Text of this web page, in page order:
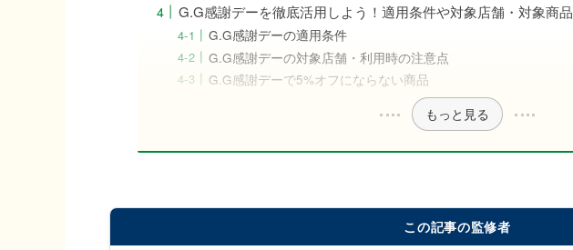
G.G感謝デーを徹底活用しよう！適用条件や対象店舗・対象商品
G.G感謝デーの適用条件
G.G感謝デーの対象店舗・利用時の注意点
G.G感謝デーで5%オフにならない商品
もっと見る
この記事の監修者